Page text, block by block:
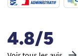
4.8/5